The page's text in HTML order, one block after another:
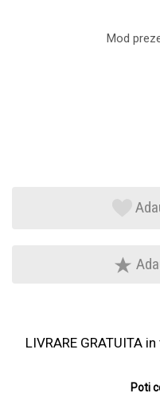
Mod
LIVRARE GRATUITA
Poti